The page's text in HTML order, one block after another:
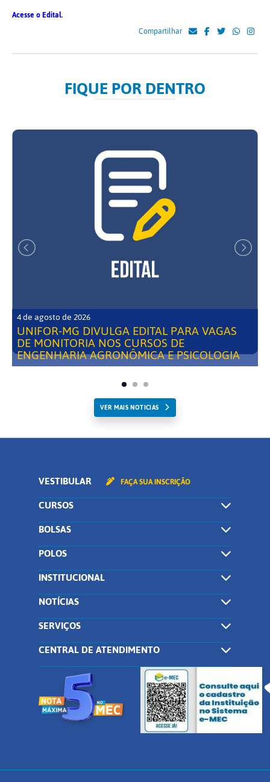
Acesse o Edital.
Compartilhar
FIQUE POR DENTRO
4 de agosto de 2026
UNIFOR-MG DIVULGA EDITAL PARA VAGAS
DE MONITORIA NOS CURSOS DE
ENGENHARIA AGRONÔMICA E PSICOLOGIA
VER MAIS NOTICIAS
VESTIBULAR FAÇA SUA INSCRIÇÃO
CURSOS
BOLSAS
POLOS
INSTITUCIONAL
NOTÍCIAS
SERVIÇOS
CENTRAL DE ATENDIMENTO